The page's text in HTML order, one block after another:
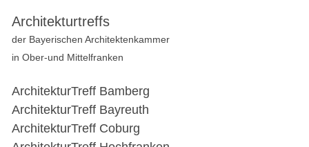
Architekturtreffs
der Bayerischen Architektenkammer
in Ober-und Mittelfranken
ArchitekturTreff Bamberg
ArchitekturTreff Bayreuth
ArchitekturTreff Coburg